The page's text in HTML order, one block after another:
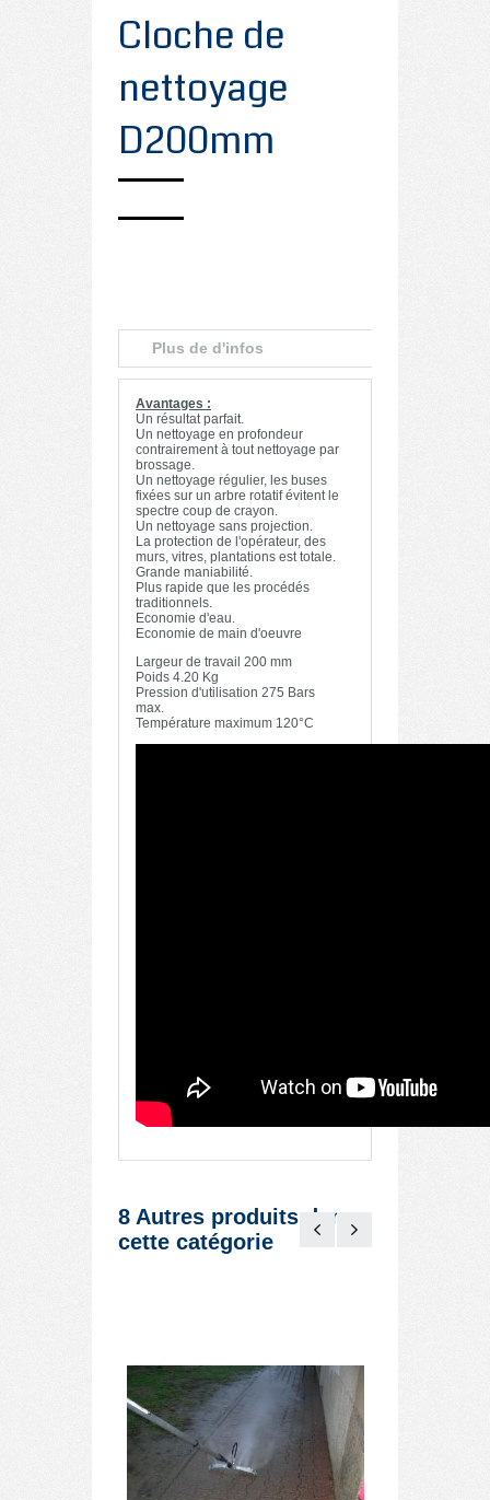
Cloche de
nettoyage
D200mm
Plus de d'infos
Avantages :
Un résultat parfait.
Un nettoyage en profondeur
contrairement à tout nettoyage par
brossage.
Un nettoyage régulier, les buses
fixées sur un arbre rotatif évitent le
spectre coup de crayon.
Un nettoyage sans projection.
La protection de l'opérateur, des
murs, vitres, plantations est totale.
Grande maniabilité.
Plus rapide que les procédés
traditionnels.
Economie d'eau.
Economie de main d'oeuvre
Largeur de travail 200 mm
Poids 4.20 Kg
Pression d'utilisation 275 Bars
max.
Température maximum 120°C
8 Autres produits dans
cette catégorie